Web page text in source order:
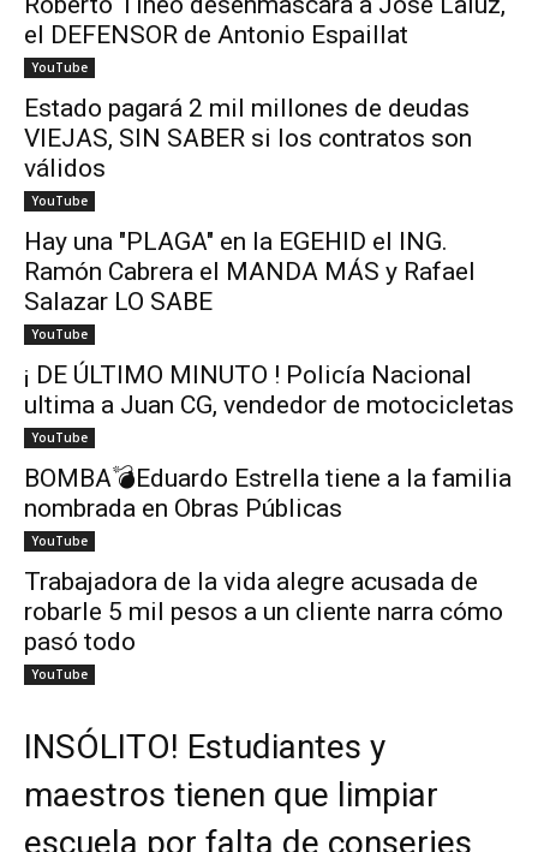
el DEFENSOR de Antonio Espaillat
YouTube
Estado pagará 2 mil millones de deudas
VIEJAS, SIN SABER si los contratos son
válidos
YouTube
Hay una "PLAGA" en la EGEHID el ING.
Ramón Cabrera el MANDA MÁS y Rafael
Salazar LO SABE
YouTube
¡ DE ÚLTIMO MINUTO ! Policía Nacional
ultima a Juan CG, vendedor de motocicletas
YouTube
BOMBA💣Eduardo Estrella tiene a la familia
nombrada en Obras Públicas
YouTube
Trabajadora de la vida alegre acusada de
robarle 5 mil pesos a un cliente narra cómo
pasó todo
YouTube
INSÓLITO! Estudiantes y
maestros tienen que limpiar
escuela por falta de conserjes